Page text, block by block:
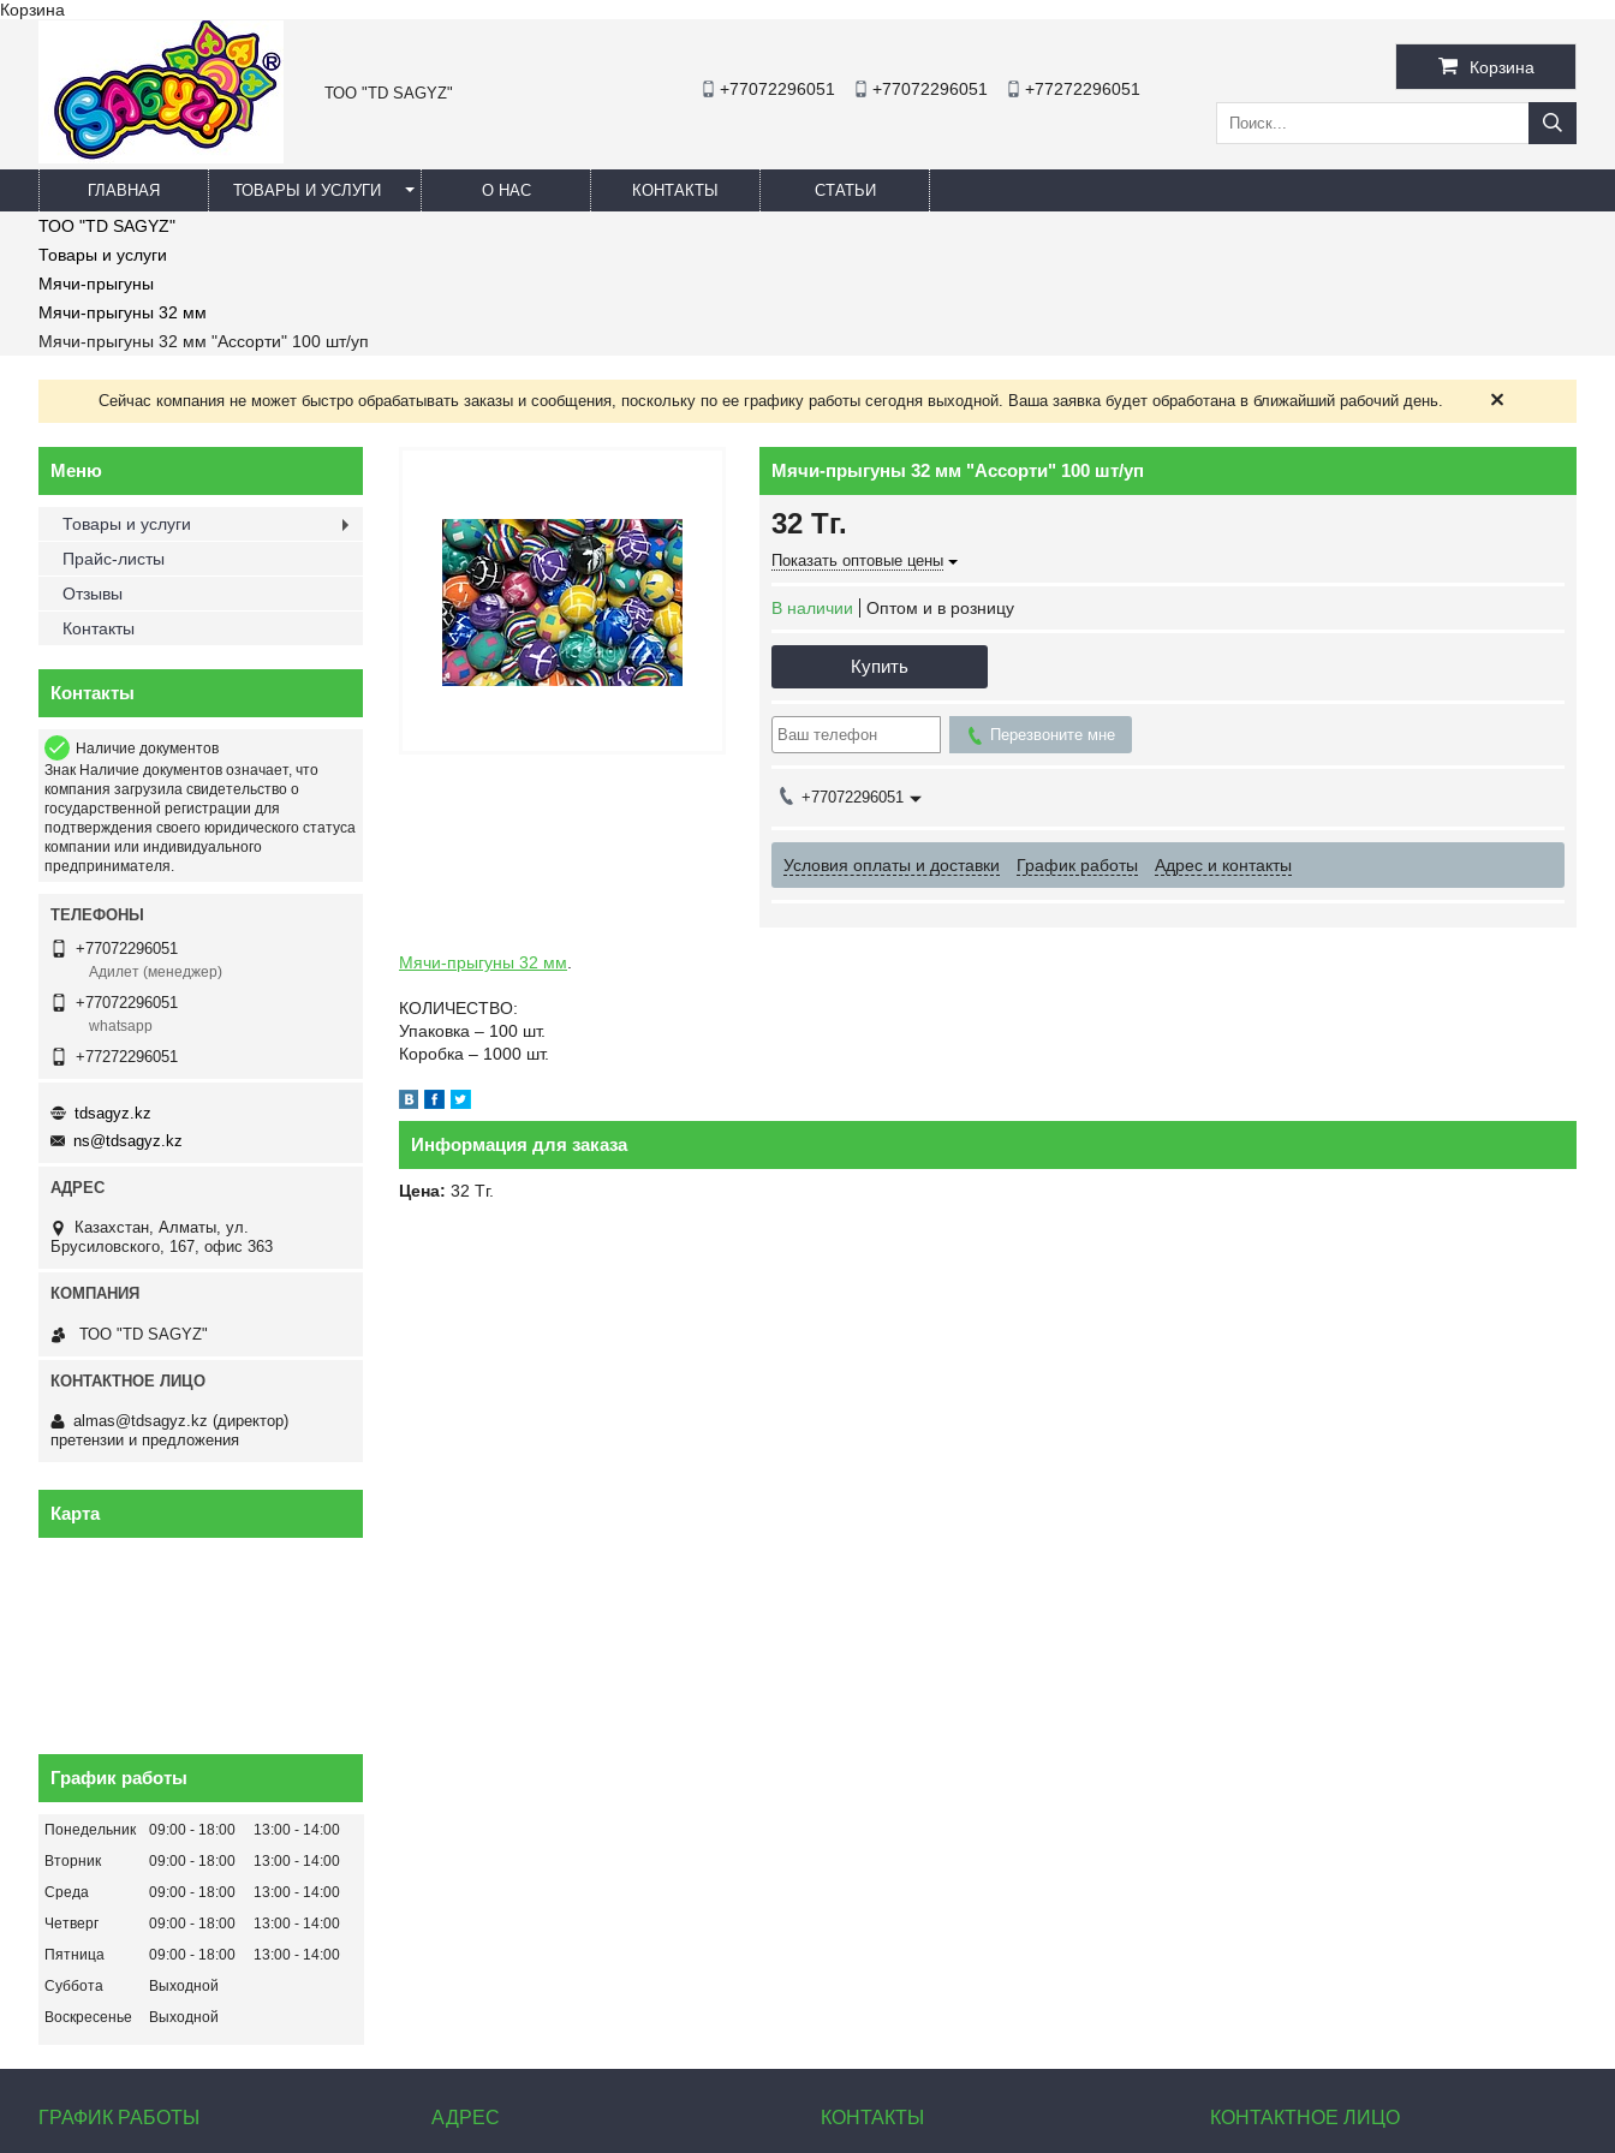
Корзина
ТОО "TD SAGYZ" +77072296051 +77072296051 +77272296051
Корзина
ГЛАВНАЯ ТОВАРЫ И УСЛУГИ О НАС КОНТАКТЫ СТАТЬИ
ТОО "TD SAGYZ"
Товары и услуги
Мячи-прыгуны
Мячи-прыгуны 32 мм
Мячи-прыгуны 32 мм "Ассорти" 100 шт/уп
Сейчас компания не может быстро обрабатывать заказы и сообщения, поскольку по ее графику работы сегодня выходной. Ваша заявка будет обработана в ближайший рабочий день.
Мячи-прыгуны 32 мм "Ассорти" 100 шт/уп
32 Тг.
Показать оптовые цены
В наличии Оптом и в розницу
Купить
Перезвоните мне
+77072296051
Условия оплаты и доставки График работы Адрес и контакты
Мячи-прыгуны 32 мм
КОЛИЧЕСТВО:
Упаковка – 100 шт.
Коробка – 1000 шт.
Информация для заказа
Цена: 32 Тг.
Товары и услуги
Прайс-листы
Отзывы
Контакты
Контакты
Наличие документов
Знак Наличие документов означает, что
компания загрузила свидетельство о
государственной регистрации для
подтверждения своего юридического статуса
компании или индивидуального
предпринимателя.
+77072296051
Адилет (менеджер)
+77072296051
whatsapp
+77272296051
tdsagyz.kz
ns@tdsagyz.kz
Казахстан Алматы ул.
Брусиловского, 167, офис 363
ТОО "TD SAGYZ"
almas@tdsagyz.kz (директор)
претензии и предложения
Карта
График работы
Понедельник 09:00 18:00 13:00
14:00
Вторник
09:00 18:00 13:00
14:00
Среда
09:00 18:00 13:00
14:00
Четверг
09:00 18:00 13:00
14:00
Пятница
09:00 18:00 13:00
14:00
Суббота
Выходной
Воскресенье
Выходной
ГРАФИК РАБОТЫ